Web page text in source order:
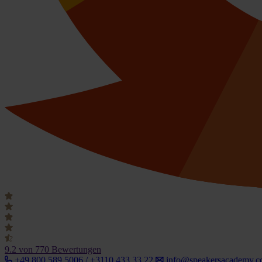
9.2 von 770 Bewertungen
+49 800 589 5006 / +3110 433 33 22